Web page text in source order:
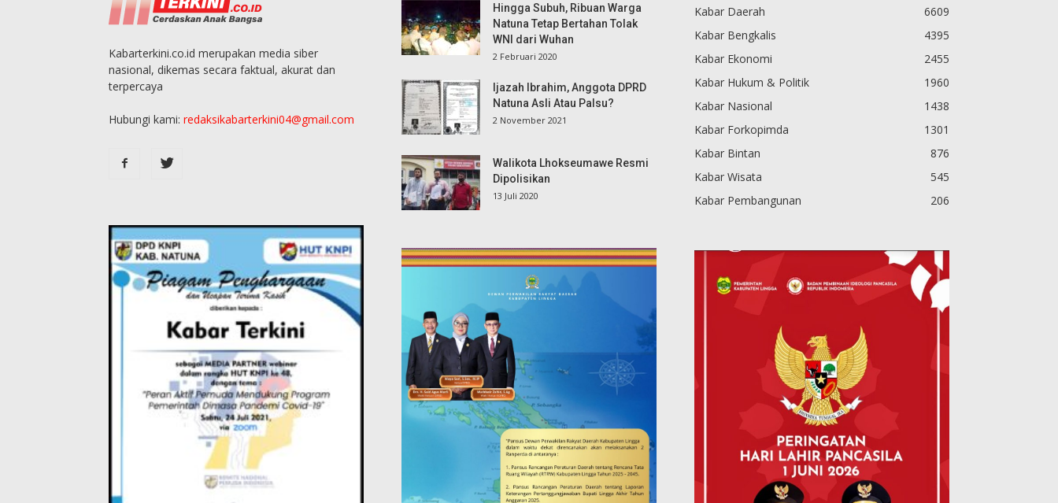
Kabarterkini.co.id merupakan media siber
nasional, dikemas secara faktual, akurat dan
terpercaya
Hubungi kami: redaksikabarterkini04@gmail.com
Hingga Subuh, Ribuan Warga
Natuna Tetap Bertahan Tolak
WNI dari Wuhan
2 Februari 2020
Ijazah Ibrahim, Anggota DPRD
Natuna Asli Atau Palsu?
2 November 2021
Walikota Lhokseumawe Resmi
Dipolisikan
13 Juli 2020
Kabar Daerah
6609
Kabar Bengkalis
4395
Kabar Ekonomi
2455
Kabar Hukum & Politik
1960
Kabar Nasional
1438
Kabar Forkopimda
1301
Kabar Bintan
876
Kabar Wisata
545
Kabar Pembangunan
206